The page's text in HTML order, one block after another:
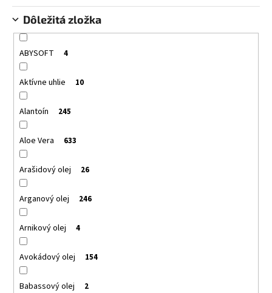
Dôležitá zložka
ABYSOFT 4
Aktívne uhlie 10
Alantoín 245
Aloe Vera 633
Arašidový olej 26
Arganový olej 246
Arnikový olej 4
Avokádový olej 154
Babassový olej 2